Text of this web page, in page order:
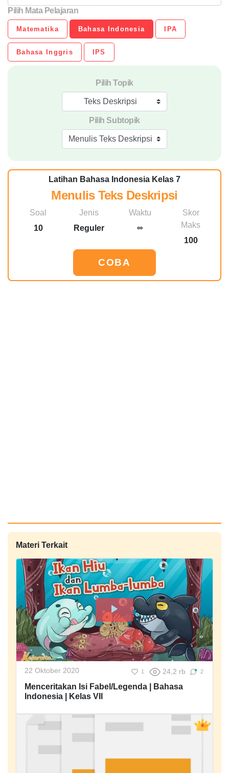
Pilih Mata Pelajaran
Matematika Bahasa Indonesia IPA
Bahasa Inggris IPS
Pilih Topik
Teks Deskripsi
Pilih Subtopik
Menulis Teks Deskripsi
Latihan Bahasa Indonesia Kelas 7
Menulis Teks Deskripsi
Soal
10
Jenis
Reguler
Waktu
∞
Skor
Maks
100
COBA
Materi Terkait
22 Oktober 2020 1 24,2 rb 2
Menceritakan Isi Fabel/Legenda | Bahasa
Indonesia | Kelas VII